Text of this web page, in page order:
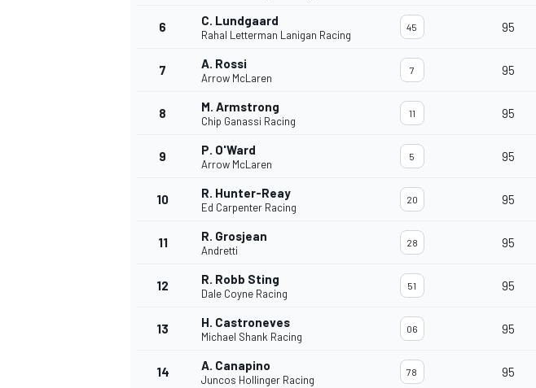
6 C. Lundgaard
Rahal Letterman Lanigan Racing
45 95
7 A. Rossi
Arrow McLaren
7 95
8 M. Armstrong
Chip Ganassi Racing
11 95
9 P. O'Ward
Arrow McLaren
5 95
10 R. Hunter-Reay
Ed Carpenter Racing
20 95
11 R. Grosjean
Andretti
28 95
12 R. Robb Sting
Dale Coyne Racing
51 95
13 H. Castroneves
Michael Shank Racing
06 95
14 A. Canapino
Juncos Hollinger Racing
78 95